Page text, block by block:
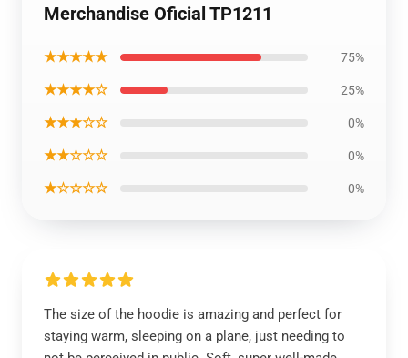
Merchandise Oficial TP1211
★★★★★ 75%
★★★★☆ 25%
★★★☆☆ 0%
★★☆☆☆ 0%
★☆☆☆☆ 0%
The size of the hoodie is amazing and perfect for
staying warm, sleeping on a plane, just needing to